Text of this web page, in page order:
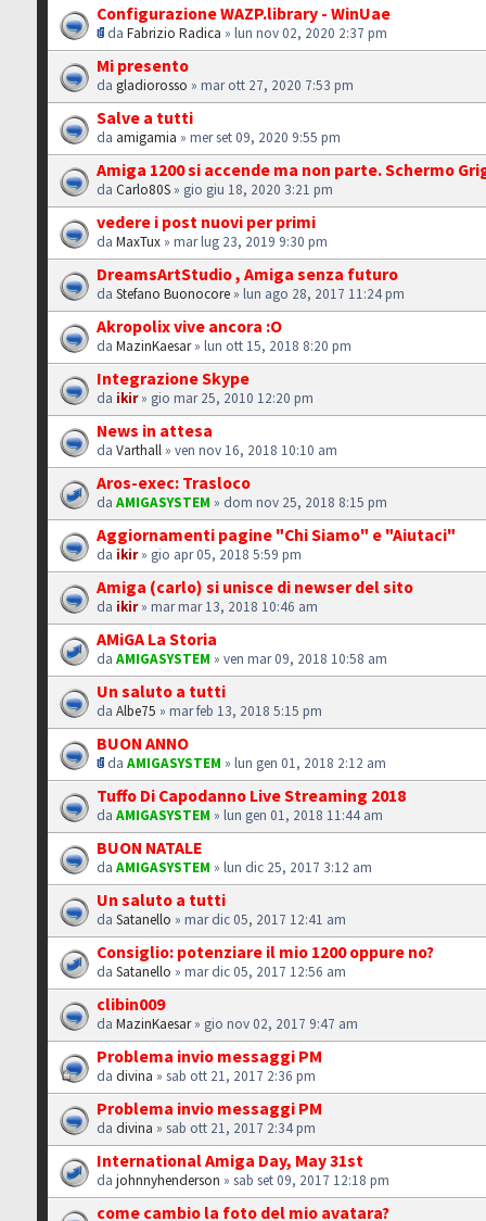
Configurazione WAZP.library - WinUae
daFabrizio Radica » lun nov 02, 2020 2:37 pm
Mi presento
dagladiorosso » mar ott 27, 2020 7:53 pm
Salve a tutti
da amigamia » mer set 09, 2020 9:55 pm
Amiga 1200 si accende ma non parte. Schermo
daCarlo80S » gio giu 18, 2020 3:21 pm
vedere i post nuovi per primi
daMaxTux » mar lug 23, 2019 9:30 pm
DreamsArtStudio , Amiga senza futuro
daStefano Buonocore » lun ago 28, 2017 11:24 pm
Akropolix vive ancora :O
daMazinKaesar» lun ott 15, 2018 8:20 pm
Integrazione Skype
da ikir» gio mar 25, 2010 12:20 pm
News in attesa
daVarthall » ven nov 16, 2018 10:10 am
Aros-exec: Trasloco
daAMIGASYSTEM » dom nov 25, 2018 8:15 pm
Aggiornamenti pagine "Chi Siamo" e "Aiutaci"
da ikir» gio apr 05, 2018 5:59 pm
Amiga (carlo) si unisce di newser del sito
da ikir» mar mar 13, 2018 10:46 am
AMiGA La Storia
daAMIGASYSTEM » ven mar 09, 2018 10:58 am
Un saluto a tutti
daAlbe75 » mar feb 13, 2018 5:15 pm
BUON ANNO
daAMIGASYSTEM » lun gen 01, 2018 2:12 am
Tuffo Di Capodanno Live Streaming 2018
daAMIGASYSTEM » lun gen 01, 2018 11:44 am
BUON NATALE
daAMIGASYSTEM » lun dic 25, 2017 3:12 am
Un saluto a tutti
daSatanello » mar dic 05, 2017 12:41 am
Consiglio: potenziare il mio 1200 oppure no?
daSatanello » mar dic 05, 2017 12:56 am
clibin009
daMazinKaesar» gio nov 02, 2017 9:47 am
Problema invio messaggi PM
dadivina » sab ott 21, 2017 2:36 pm
Problema invio messaggi PM
dadivina » sab ott 21, 2017 2:34 pm
International Amiga Day, May 31st
dajohnnyhenderson » sab set 09, 2017 12:18 pm
come cambio la foto del mio avatara?